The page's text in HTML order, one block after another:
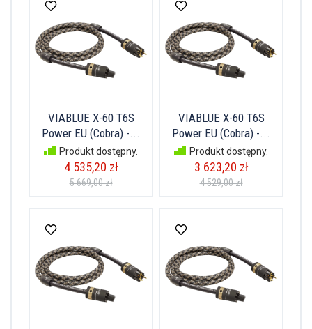
VIABLUE X-60 T6S
Power EU (Cobra) -...
Produkt dostępny.
4 535,20 zł
5 669,00 zł
VIABLUE X-60 T6S
Power EU (Cobra) -...
Produkt dostępny.
3 623,20 zł
4 529,00 zł